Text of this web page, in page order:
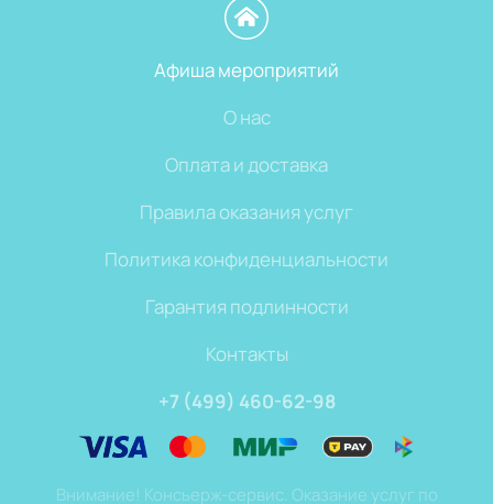
Афиша мероприятий
О нас
Оплата и доставка
Правила оказания услуг
Политика конфиденциальности
Гарантия подлинности
Контакты
+7 (499) 460-62-98
Внимание! Консьерж-сервис. Оказание услуг по